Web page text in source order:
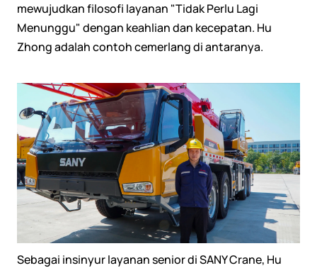
mewujudkan filosofi layanan "Tidak Perlu Lagi
Menunggu" dengan keahlian dan kecepatan. Hu
Zhong adalah contoh cemerlang di antaranya.
Sebagai insinyur layanan senior di SANY Crane, Hu